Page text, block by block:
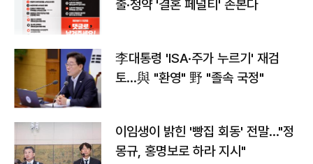
출·청약 '결혼 페널티' 손본다
李대통령 'ISA·주가 누르기' 재검
토…與 "환영" 野 "졸속 국정"
이임생이 밝힌 '빵집 회동' 전말…"정
몽규, 홍명보로 하라 지시"